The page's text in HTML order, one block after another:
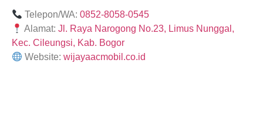
Telepon/WA:0852-8058-0545
Alamat:Jl. Raya Narogong No.23, Limus Nunggal,
Kec. Cileungsi, Kab. Bogor
Website:wijayaacmobil.co.id